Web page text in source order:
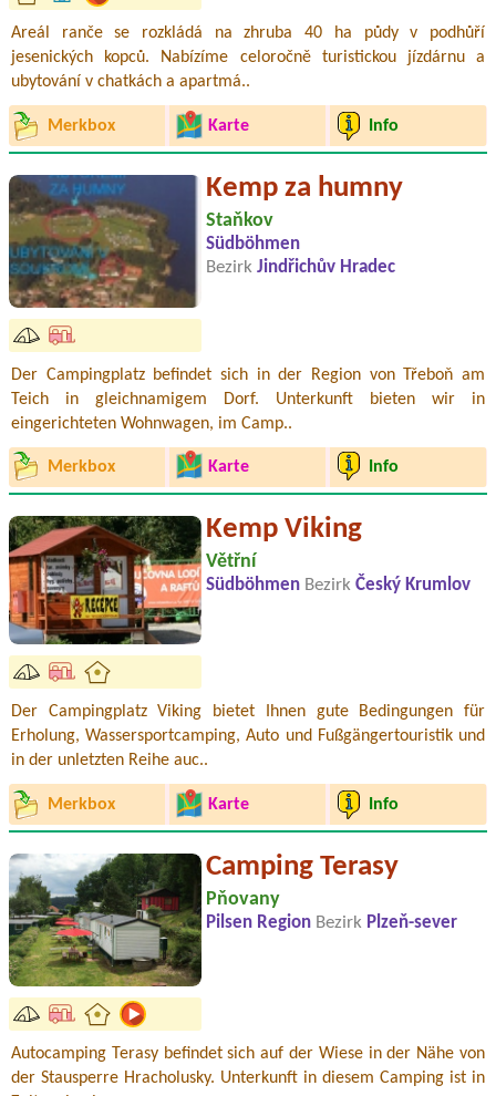
Areál ranče se rozkládá na zhruba 40 ha půdy v podhůří
jesenických kopců. Nabízíme celoročně turistickou jízdárnu a
ubytování v chatkách a apartmá..
Merkbox Karte Info
Kemp za humny
Staňkov
Südböhmen
Bezirk Jindřichův Hradec
Der Campingplatz befindet sich in der Region von Třeboň am
Teich in gleichnamigem Dorf. Unterkunft bieten wir in
eingerichteten Wohnwagen, im Camp..
Merkbox Karte Info
Kemp Viking
Větřní
Südböhmen Bezirk Český Krumlov
Der Campingplatz Viking bietet Ihnen gute Bedingungen für
Erholung, Wassersportcamping, Auto und Fußgängertouristik und
in der unletzten Reihe auc..
Merkbox Karte Info
Camping Terasy
Pňovany
Pilsen Region Bezirk Plzeň-sever
Autocamping Terasy befindet sich auf der Wiese in der Nähe von
der Stausperre Hracholusky. Unterkunft in diesem Camping ist in